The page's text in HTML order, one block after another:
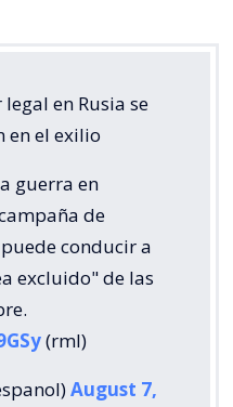
en Rusia se
en el exilio
guerra en
de
conducir a
excluido" de las
(rml)
August 7,